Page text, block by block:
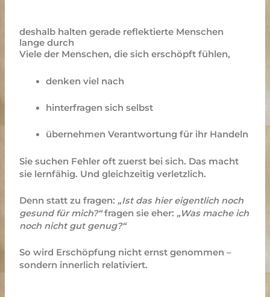
deshalb halten gerade reflektierte Menschen
lange durch
Viele der Menschen, die sich erschöpft fühlen,
denken viel nach
hinterfragen sich selbst
übernehmen Verantwortung für ihr Handeln
Sie suchen Fehler oft zuerst bei sich. Das macht
sie lernfähig. Und gleichzeitig verletzlich.
Denn statt zu fragen: „Ist das hier eigentlich noch
gesund für mich?“fragen sie eher: „Was mache ich
noch nicht gut genug?“
So wird Erschöpfung nicht ernst genommen –
sondern innerlich relativiert.